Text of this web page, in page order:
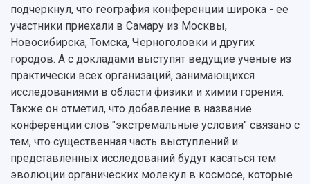
подчеркнул, что география конференции широка - ее
участники приехали в Самару из Москвы,
Новосибирска, Томска, Черноголовки и других
городов. А с докладами выступят ведущие ученые из
практически всех организаций, занимающихся
исследованиями в области физики и химии горения.
Также он отметил, что добавление в название
конференции слов "экстремальные условия" связано с
тем, что существенная часть выступлений и
представленных исследований будут касаться тем
эволюции органических молекул в космосе, которые